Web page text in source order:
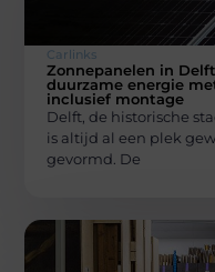
Carlinks
Zonnepanelen in
duurzame energie
inclusief montage
Delft, de historische
is altijd al een plek
gevormd. De